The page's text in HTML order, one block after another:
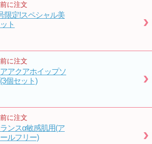
まつ毛・眉毛の悩みをケアする専用育毛剤
5,800円
つや玉クリーム特別セット
誰もが驚く魔法のようなケアクリーム特別セッ
トです
かたつむり簡単ケアセット
かたつむりシリーズをライン使いできる簡単ケ
に注文
限定!スペシャル美
ト
に注文
アクアホイップソ
個セット)
に注文
ンスα敏感肌用(ア
ルフリー)